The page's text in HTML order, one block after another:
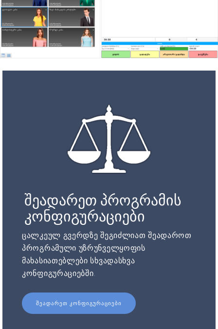
შეადარეთ პროგრამის
კონფიგურაციები
ცალკეულ გვერდზე შეგიძლიათ შეადაროთ
პროგრამული უზრუნველყოფის
მახასიათებლები სხვადასხვა
კონფიგურაციებში.
ᲨᲔᲐᲓᲐᲠᲔᲗ ᲙᲝᲜᲤᲘᲒᲣᲠᲐᲪᲘᲔᲑᲘ